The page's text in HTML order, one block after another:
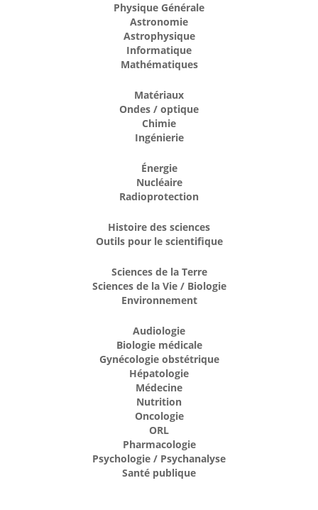
Physique Générale
Astronomie
Astrophysique
Informatique
Mathématiques
Matériaux
Ondes / optique
Chimie
Ingénierie
Énergie
Nucléaire
Radioprotection
Histoire des sciences
Outils pour le scientifique
Sciences de la Terre
Sciences de la Vie / Biologie
Environnement
Audiologie
Biologie médicale
Gynécologie obstétrique
Hépatologie
Médecine
Nutrition
Oncologie
ORL
Pharmacologie
Psychologie / Psychanalyse
Santé publique